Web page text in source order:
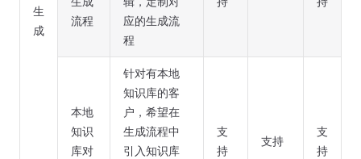
生
成
流程
应的生成流
程
本地
知识
库对
针对有本地
知识库的客
户，希望在
生成流程中
引入知识库
支
持
支持
支
持